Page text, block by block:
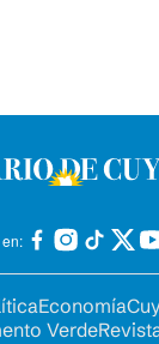
Economía
Verde